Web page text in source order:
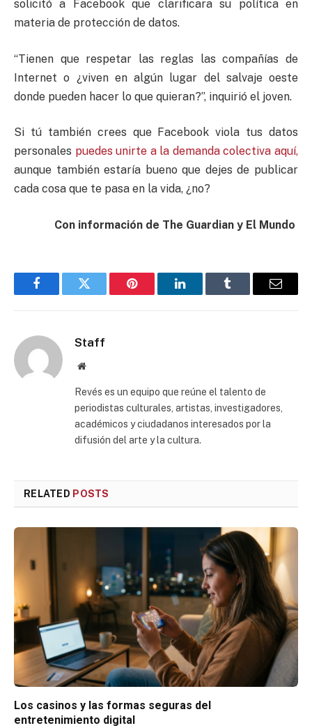
solicitó a Facebook que clarificara su política en
materia de protección de datos.
“Tienen que respetar las reglas las compañías de
Internet o ¿viven en algún lugar del salvaje oeste
donde pueden hacer lo que quieran?”, inquirió el joven.
Si tú también crees que Facebook viola tus datos
personales puedes unirte a la demanda colectiva aquí,
aunque también estaría bueno que dejes de publicar
cada cosa que te pasa en la vida, ¿no?
Con información de The Guardian y El Mundo
FacebookTwitter Pinterest LinkedInTumblr Email
Staff
Website
Revés es un equipo que reúne el talento de
periodistas culturales, artistas, investigadores,
académicos y ciudadanos interesados por la
difusión del arte y la cultura.
RELATED POSTS
Los casinos y las formas seguras del
entretenimiento digital